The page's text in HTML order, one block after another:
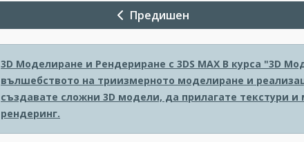
Предишен
3D Моделиране и Рендериране с 3DS MAX В курса "3D
вълшебството на триизмерното моделиране и
създавате сложни 3D модели, да прилагате текстури
рендеринг.